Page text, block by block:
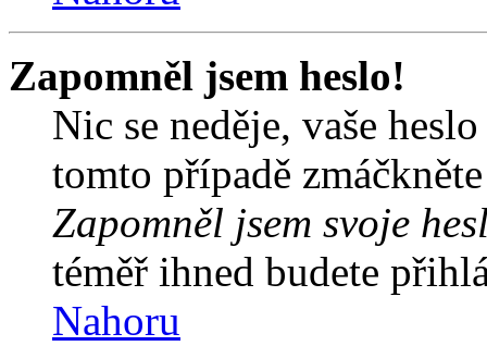
Zapomněl jsem heslo!
Nic se neděje, vaše
tomto případě
Zapomněl jsem svoje
téměř ihned budete
Nahoru